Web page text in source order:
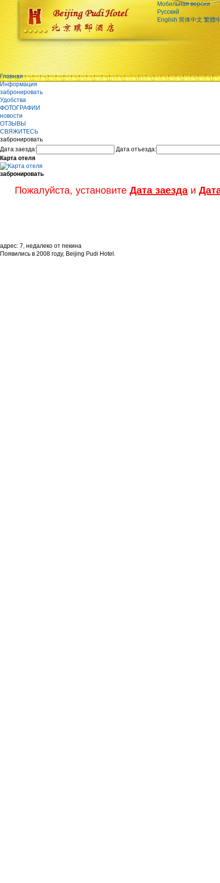
Мобильная версия
Русский
English 简体中文 繁體
Главная
Информация
забронировать
Удобства
ФОТОГРАФИИ
новости
ОТЗЫВЫ
СВЯЖИТЕСЬ
забронировать
Дата заезда:
Дата отъезда:
Карта отеля
забронировать
Пожалуйста, установите Дата заездаи
адрес: 7, недалеко от пекина
Появились в 2008 году, Beijing Pudi Hotel.